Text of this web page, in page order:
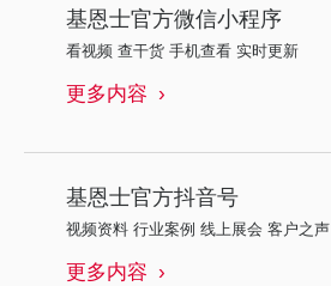
基恩士官方微信小程序
看视频 查干货 手机查看 实时更新
更多内容
基恩士官方抖音号
视频资料 行业案例 线上展会 客户之声
更多内容